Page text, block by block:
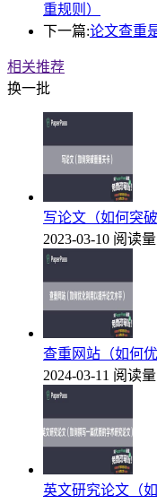
重规则）
下一篇:论文查重
相关推荐
换一批
写论文（如何突
2023-03-10 阅读
查重网站（如何
2024-03-11 阅读
英文研究论文（